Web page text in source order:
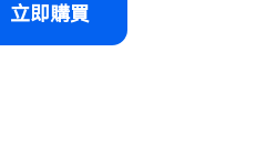
立即購買